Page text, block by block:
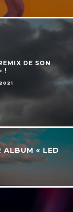
DE SON
!
ALBUM « LED